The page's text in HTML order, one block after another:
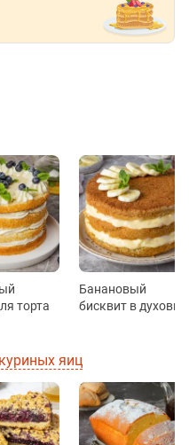
торта
Банановый
бисквит в духовке
яиц